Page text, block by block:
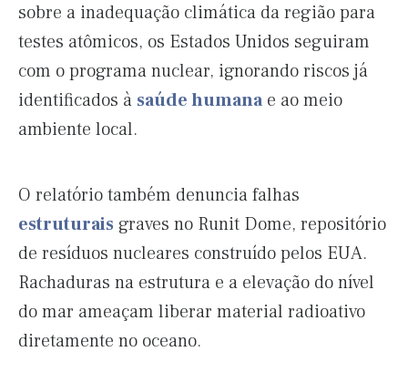
sobre a inadequação climática da região para
testes atômicos, os Estados Unidos seguiram
com o programa nuclear, ignorando riscos já
identificados à saúde humanae ao meio
ambiente local.
O relatório também denuncia falhas
estruturais graves no Runit Dome, repositório
de resíduos nucleares construído pelos EUA.
Rachaduras na estrutura e a elevação do nível
do mar ameaçam liberar material radioativo
diretamente no oceano.